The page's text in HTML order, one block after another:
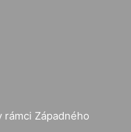
Západného